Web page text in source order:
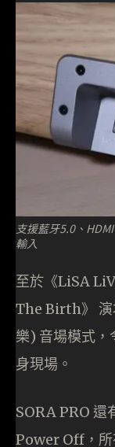
支援藍牙5.0、
輸入
至於《LiSA
The Birth》 演
樂) 音場模式，
身現場。
SORA PRO 還
Power Off，所